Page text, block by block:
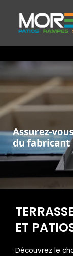
contenu
ET
Découvrez le